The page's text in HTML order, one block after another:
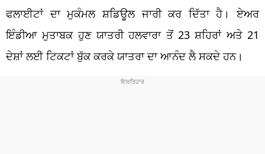
ਫਲਾਈਟਾਂ ਦਾ ਮੁਕੰਮਲ ਸ਼ਡਿਊਲ ਜਾਰੀ ਕਰ ਦਿੱਤਾ ਹੈ। ਏਅਰ
ਇੰਡੀਆ ਮੁਤਾਬਕ ਹੁਣ ਯਾਤਰੀ ਹਲਵਾਰਾ ਤੋਂ 23 ਸ਼ਹਿਰਾਂ ਅਤੇ 21
ਦੇਸ਼ਾਂ ਲਈ ਟਿਕਟਾਂ ਬੁੱਕ ਕਰਕੇ ਯਾਤਰਾ ਦਾ ਆਨੰਦ ਲੈ ਸਕਦੇ ਹਨ।